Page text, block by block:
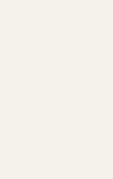
queste piante,
DELLE
crescano forti e
consigli:
ben drenato per
dopo la fioritura,
fiorite durante il